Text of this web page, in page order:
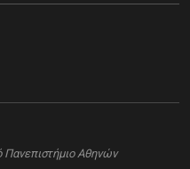
Πανεπιστήμιο Αθηνών